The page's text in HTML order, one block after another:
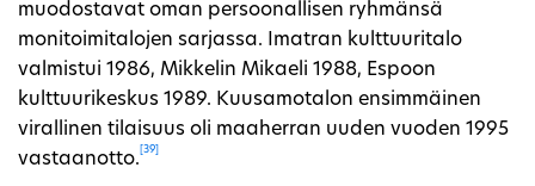
muodostavat oman persoonallisen ryhmänsä
monitoimitalojen sarjassa. Imatran kulttuuritalo
valmistui 1986, Mikkelin Mikaeli 1988, Espoon
kulttuurikeskus 1989. Kuusamotalon ensimmäinen
virallinen tilaisuus oli maaherran uuden vuoden 1995
vastaanotto.
[39]